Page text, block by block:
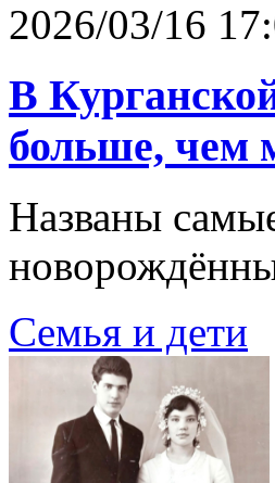
2026/03/16
В
больше, чем
Названы
Семья и дети